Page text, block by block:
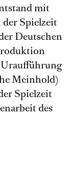
mit
der Spielzeit
Deutschen
Uraufführung
Meinhold)
Spielzeit
des